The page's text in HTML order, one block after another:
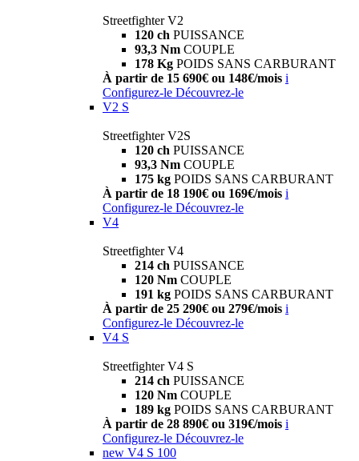
Streetfighter V2
120 ch PUISSANCE
93,3 Nm COUPLE
178 Kg POIDS SANS CARBURANT
À partir de 15 690€ ou 148€/mois i
Configurez-le Découvrez-le
V2 S
Streetfighter V2S
120 ch PUISSANCE
93,3 Nm COUPLE
175 kg POIDS SANS CARBURANT
À partir de 18 190€ ou 169€/mois i
Configurez-le Découvrez-le
V4
Streetfighter V4
214 ch PUISSANCE
120 Nm COUPLE
191 kg POIDS SANS CARBURANT
À partir de 25 290€ ou 279€/mois i
Configurez-le Découvrez-le
V4 S
Streetfighter V4 S
214 ch PUISSANCE
120 Nm COUPLE
189 kg POIDS SANS CARBURANT
À partir de 28 890€ ou 319€/mois i
Configurez-le Découvrez-le
new V4 S 100